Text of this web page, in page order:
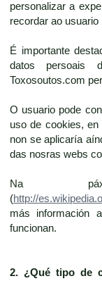
personalizar a
recordar ao
É importante
datos persoais
Toxosoutos.com
O usuario pode
uso de cookies,
non se aplicaría
das nosras webs
Na
(http://
más
funcionan.
2. ¿Qué tipo de